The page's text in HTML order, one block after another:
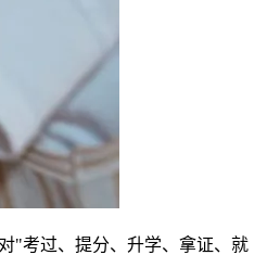
"考过、提分、升学、拿证、就